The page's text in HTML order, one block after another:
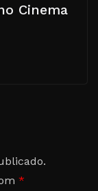
Cinema
*